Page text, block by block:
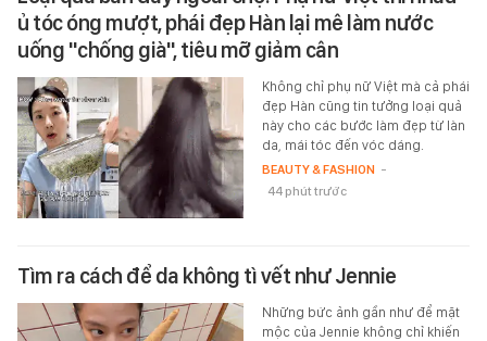
ủ tóc óng mượt, phái đẹp Hàn lại mê làm nước
uống "chống già", tiêu mỡ giảm cân
Không chỉ phụ nữ Việt mà cả phái
đẹp Hàn cũng tin tưởng loại quả
này cho các bước làm đẹp từ làn
da, mái tóc đến vóc dáng.
BEAUTY & FASHION -
44 phút trước
Tìm ra cách để da không tì vết như Jennie
Những bức ảnh gần như để mặt
mộc của Jennie không chỉ khiến